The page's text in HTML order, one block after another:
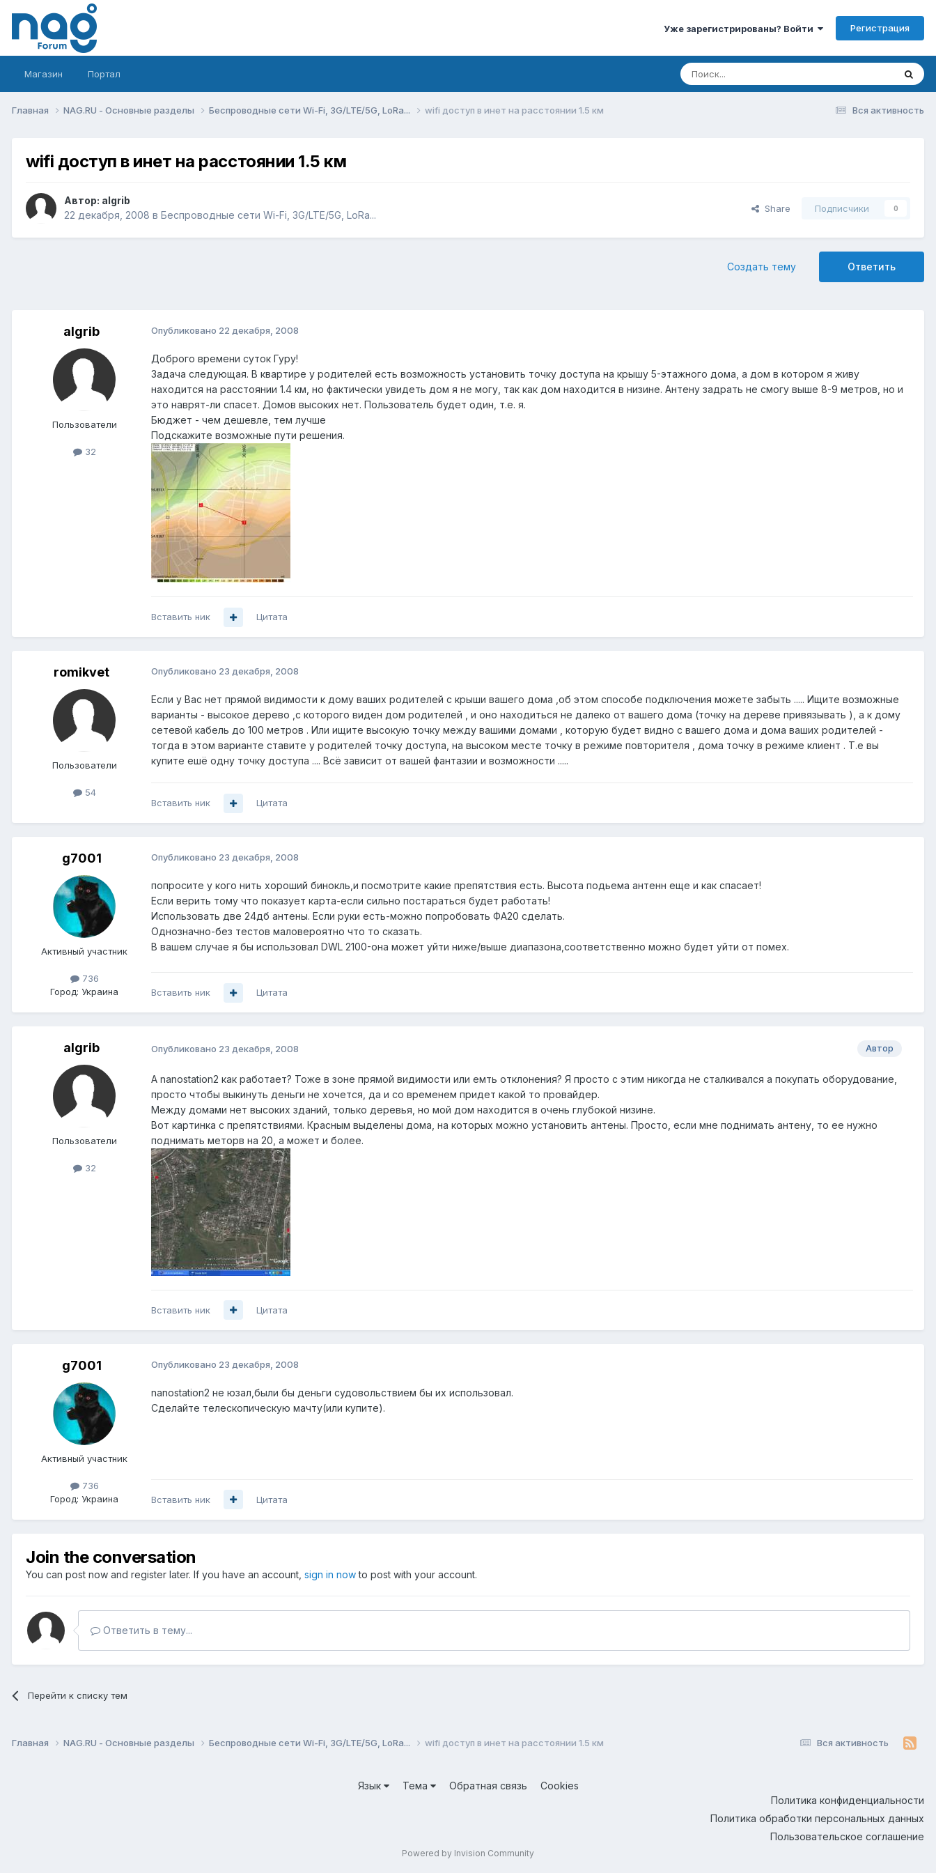
Уже зарегистрированы? Войти Регистрация
Магазин Портал
Вся активность
Главная NAG.RU - Основные разделы Беспроводные сети Wi-Fi, 3G/LTE/5G, LoRa... wifi доступ в инет на расстоянии 1.5 км
wifi доступ в инет на расстоянии 1.5 км
Автор: algrib
22 декабря, 2008 в Беспроводные сети Wi-Fi, 3G/LTE/5G, LoRa...
Share Подписчики 0
Ответить
Создать тему
algrib
Пользователи
32
Опубликовано 22 декабря, 2008
Доброго времени суток Гуру!
Задача следующая. В квартире у родителей есть возможность установить точку доступа на крышу 5-этажного дома, а дом в котором я живу
находится на расстоянии 1.4 км, но фактически увидеть дом я не могу, так как дом находится в низине. Антену задрать не смогу выше 8-9 метров, но и
это наврят-ли спасет. Домов высоких нет. Пользователь будет один, т.е. я.
Бюджет - чем дешевле, тем лучше
Подскажите возможные пути решения.
Вставить ник Цитата
romikvet
Пользователи
54
Опубликовано 23 декабря, 2008
Если у Вас нет прямой видимости к дому ваших родителей с крыши вашего дома ,об этом способе подключения можете забыть ..... Ищите возможные
варианты - высокое дерево ,с которого виден дом родителей , и оно находиться не далеко от вашего дома (точку на дереве привязывать ), а к дому
сетевой кабель до 100 метров . Или ищите высокую точку между вашими домами , которую будет видно с вашего дома и дома ваших родителей -
тогда в этом варианте ставите у родителей точку доступа, на высоком месте точку в режиме повторителя , дома точку в режиме клиент . Т.е вы
купите ешё одну точку доступа .... Всё зависит от вашей фантазии и возможности .....
Вставить ник Цитата
g7001
Активный участник
736
Город: Украина
Опубликовано 23 декабря, 2008
попросите у кого нить хороший бинокль,и посмотрите какие препятствия есть. Высота подьема антенн еще и как спасает!
Если верить тому что показует карта-если сильно постараться будет работать!
Использовать две 24дб антены. Если руки есть-можно попробовать ФА20 сделать.
Однозначно-без тестов маловероятно что то сказать.
В вашем случае я бы использовал DWL 2100-она может уйти ниже/выше диапазона,соответственно можно будет уйти от помех.
Вставить ник Цитата
algrib
Пользователи
32
Автор
Опубликовано 23 декабря, 2008
A nanostation2 как работает? Тоже в зоне прямой видимости или емть отклонения? Я просто с этим никогда не сталкивался а покупать оборудование,
просто чтобы выкинуть деньги не хочется, да и со временем придет какой то провайдер.
Между домами нет высоких зданий, только деревья, но мой дом находится в очень глубокой низине.
Вот картинка с препятствиями. Красным выделены дома, на которых можно установить антены. Просто, если мне поднимать антену, то ее нужно
поднимать меторв на 20, а может и более.
Вставить ник Цитата
g7001
Активный участник
736
Город: Украина
Опубликовано 23 декабря, 2008
nanostation2 не юзал,были бы деньги судовольствием бы их использовал.
Сделайте телескопическую мачту(или купите).
Вставить ник Цитата
Join the conversation
You can post now and register later. If you have an account, sign in nowto post with your account.
Ответить в тему...
Перейти к списку тем
Вся активность
Главная NAG.RU - Основные разделы Беспроводные сети Wi-Fi, 3G/LTE/5G, LoRa... wifi доступ в инет на расстоянии 1.5 км
Язык Тема Обратная связь
Cookies
Политика конфиденциальности
Политика обработки персональных данных
Пользовательское соглашение
Powered by Invision Community